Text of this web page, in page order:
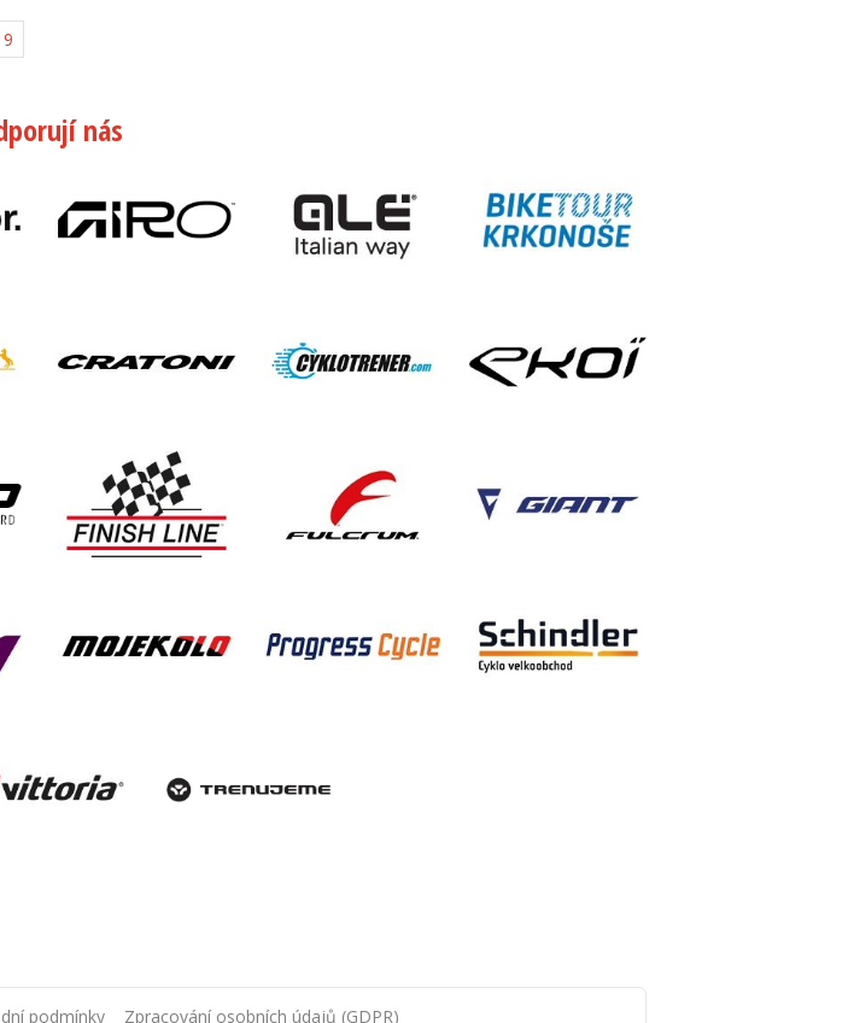
nás
podmínky Zpracování osobních údajů (GDPR)